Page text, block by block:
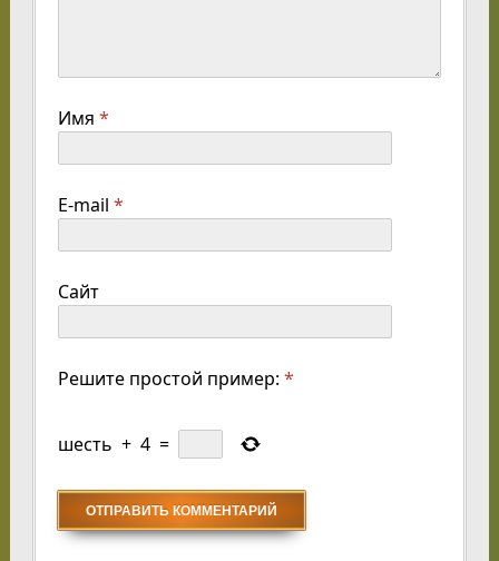
Имя *
E-mail *
Сайт
Решите простой пример: *
шесть + 4 =